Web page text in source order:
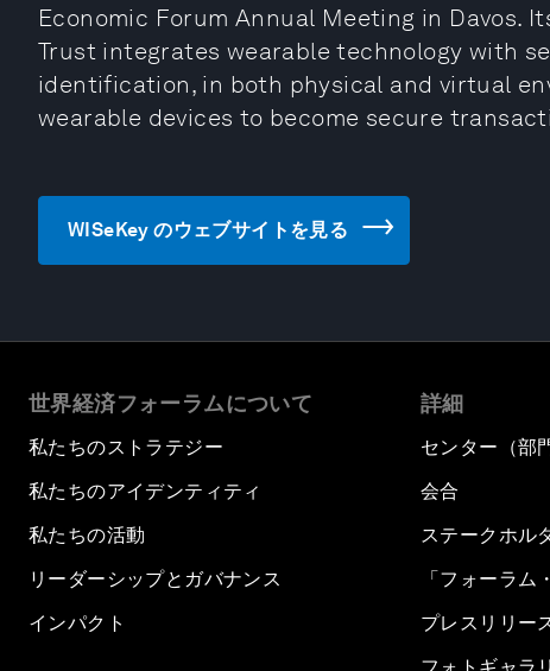
Economic Forum Annual Meeting in Davos.
Trust integrates wearable technology with
identification, in both physical and virtual
wearable devices to become secure
WISeKey のウェブサイトを見る
世界経済フォーラムについて
私たちのストラテジー
私たちのアイデンティティ
私たちの活動
リーダーシップとガバナンス
インパクト
詳細
センター（部
会合
ステークホル
「フォーラム
プレスリリー